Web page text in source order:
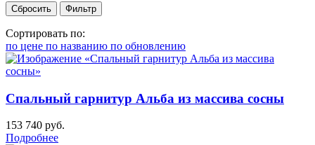
Сортировать по:
по цене по названию по обновлению
Спальный гарнитур Альба из массива сосны
153 740 руб.
Подробнее